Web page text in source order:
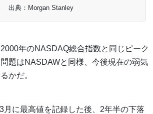
出典：Morgan Stanley
年のNASDAQ総合指数と同じピーク
題はNASDAWと同様、今後現在の弱気
かだ。
月に最高値を記録した後、2年半の下落